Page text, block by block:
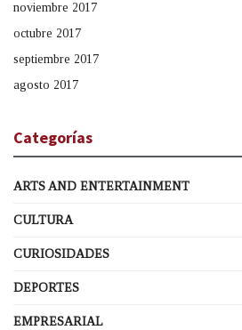
noviembre 2017
octubre 2017
septiembre 2017
agosto 2017
Categorías
ARTS AND ENTERTAINMENT
CULTURA
CURIOSIDADES
DEPORTES
EMPRESARIAL